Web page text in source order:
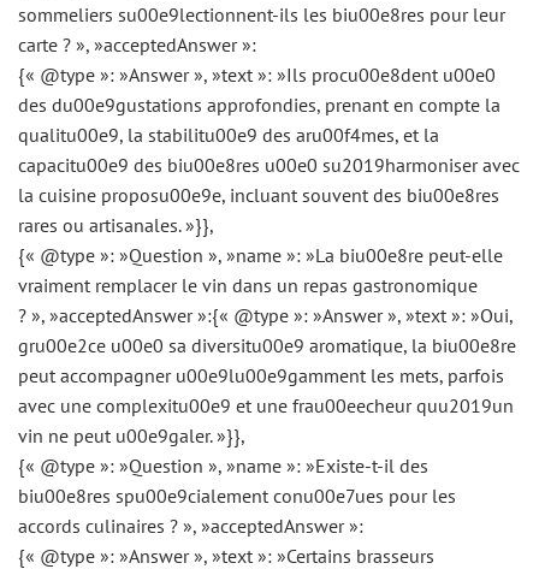
sommeliers su00e9lectionnent-ils les biu00e8res pour leur
carte ? », »acceptedAnswer »:
{« @type »: »Answer », »text »: »Ils procu00e8dent u00e0
des du00e9gustations approfondies, prenant en compte la
qualitu00e9, la stabilitu00e9 des aru00f4mes, et la
capacitu00e9 des biu00e8res u00e0 su2019harmoniser avec
la cuisine proposu00e9e, incluant souvent des biu00e8res
rares ou artisanales. »}},
{« @type »: »Question », »name »: »La biu00e8re peut-elle
vraiment remplacer le vin dans un repas gastronomique
? », »acceptedAnswer »:{« @type »: »Answer », »text »: »Oui,
gru00e2ce u00e0 sa diversitu00e9 aromatique, la biu00e8re
peut accompagner u00e9lu00e9gamment les mets, parfois
avec une complexitu00e9 et une frau00eecheur quu2019un
vin ne peut u00e9galer. »}},
{« @type »: »Question », »name »: »Existe-t-il des
biu00e8res spu00e9cialement conu00e7ues pour les
accords culinaires ? », »acceptedAnswer »:
{« @type »: »Answer », »text »: »Certains brasseurs